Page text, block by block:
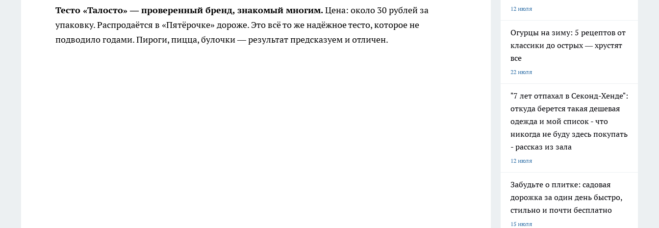
Тесто «Талосто» — проверенный бренд, знакомый многим.Цена: около 30 рублей за
упаковку. Распродаётся в «Пятёрочке» дороже. Это всё то же надёжное тесто, которое не
подводило годами. Пироги, пицца, булочки — результат предсказуем и отличен.
12 июля
Огурцы на зиму: 5 рецептов от
классики до острых — хрустят
все
22 июля
"7 лет отпахал в Секонд-Хенде":
откуда берется такая дешевая
одежда и мой список - что
никогда не буду здесь покупать
- рассказ из зала
12 июля
Забудьте о плитке: садовая
дорожка за один день быстро,
стильно и почти бесплатно
15 июля